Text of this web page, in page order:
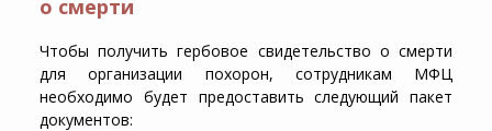
о смерти
Чтобы получить гербовое свидетельство о смерти
для организации похорон, сотрудникам МФЦ
необходимо будет предоставить следующий пакет
документов: